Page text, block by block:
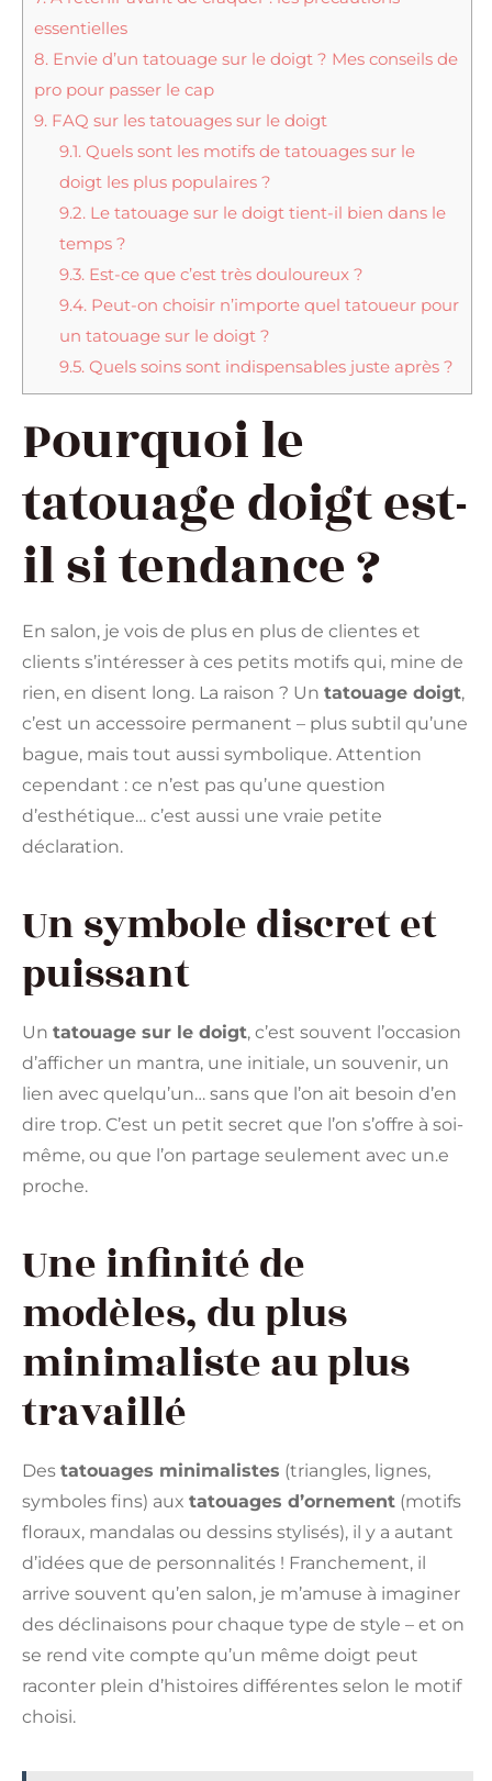
essentielles
8. Envie d’un tatouage sur le doigt ? Mes conseils de
pro pour passer le cap
9. FAQ sur les tatouages sur le doigt
9.1. Quels sont les motifs de tatouages sur le
doigt les plus populaires ?
9.2. Le tatouage sur le doigt tient-il bien dans le
temps ?
9.3. Est-ce que c’est très douloureux ?
9.4. Peut-on choisir n’importe quel tatoueur pour
un tatouage sur le doigt ?
9.5. Quels soins sont indispensables juste après ?
Pourquoi le
tatouage doigt est-
il si tendance ?
En salon, je vois de plus en plus de clientes et
clients s’intéresser à ces petits motifs qui, mine de
rien, en disent long. La raison ? Un tatouage doigt,
c’est un accessoire permanent – plus subtil qu’une
bague, mais tout aussi symbolique. Attention
cependant : ce n’est pas qu’une question
d’esthétique… c’est aussi une vraie petite
déclaration.
Un symbole discret et
puissant
Un tatouage sur le doigt, c’est souvent l’occasion
d’afficher un mantra, une initiale, un souvenir, un
lien avec quelqu’un… sans que l’on ait besoin d’en
dire trop. C’est un petit secret que l’on s’offre à soi-
même, ou que l’on partage seulement avec un.e
proche.
Une infinité de
modèles, du plus
minimaliste au plus
travaillé
Des tatouages minimalistes (triangles, lignes,
symboles fins) aux tatouages d’ornement (motifs
floraux, mandalas ou dessins stylisés), il y a autant
d’idées que de personnalités ! Franchement, il
arrive souvent qu’en salon, je m’amuse à imaginer
des déclinaisons pour chaque type de style – et on
se rend vite compte qu’un même doigt peut
raconter plein d’histoires différentes selon le motif
choisi.